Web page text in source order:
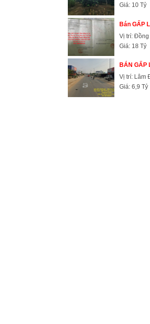
Giá: 10 Tỷ
Bán GẤP
Vị trí: Đồng
Giá: 18 Tỷ
BÁN GẤP
Vị trí: Lâm
Giá: 6,9 Tỷ